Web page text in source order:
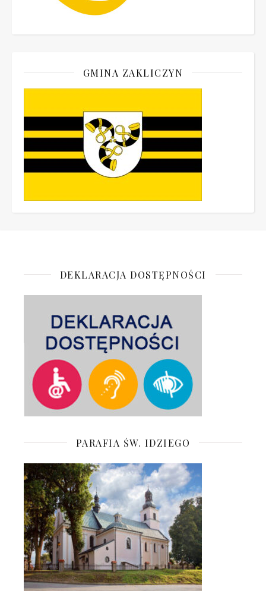
GMINA ZAKLICZYN
DEKLARACJA DOSTĘPNOŚCI
PARAFIA ŚW. IDZIEGO